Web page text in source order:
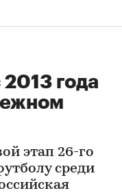
года
этап 26-го
среди